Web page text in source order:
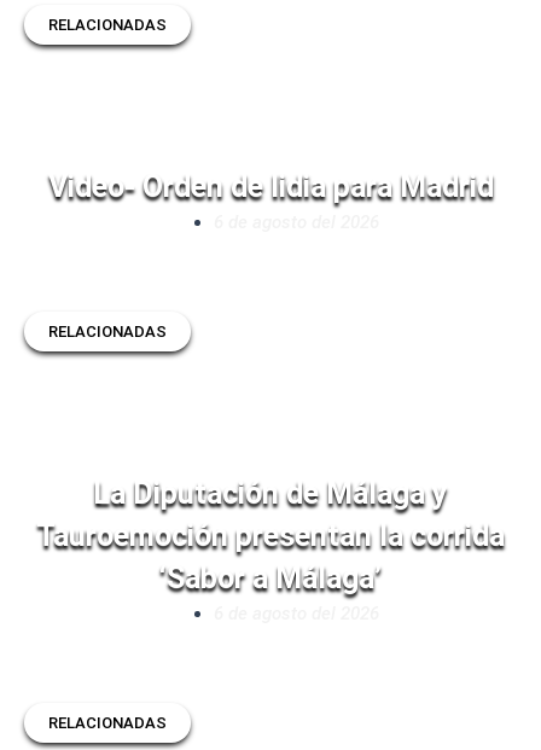
RELACIONADAS
Video- Orden de lidia para Madrid
RELACIONADAS
La Diputación de Málaga y
Tauroemoción presentan la corrida
‘Sabor a Málaga’
RELACIONADAS